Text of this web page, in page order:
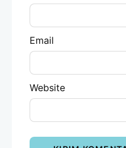
Email
Website